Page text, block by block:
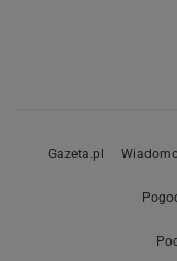
Gazeta.pl